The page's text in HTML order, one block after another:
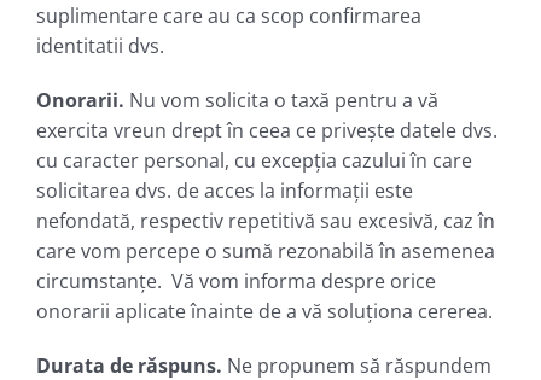
suplimentare care au ca scop confirmarea
identitatii dvs.
Onorarii. Nu vom solicita o taxă pentru a vă
exercita vreun drept în ceea ce privește datele dvs.
cu caracter personal, cu excepția cazului în care
solicitarea dvs. de acces la informații este
nefondată, respectiv repetitivă sau excesivă, caz în
care vom percepe o sumă rezonabilă în asemenea
circumstanțe. Vă vom informa despre orice
onorarii aplicate înainte de a vă soluționa cererea.
Durata de răspuns. Ne propunem să răspundem